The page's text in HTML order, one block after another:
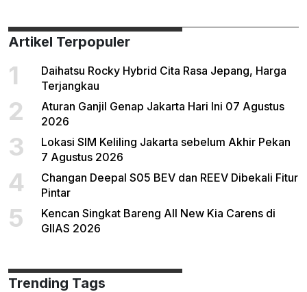
Artikel Terpopuler
1
Daihatsu Rocky Hybrid Cita Rasa Jepang, Harga
Terjangkau
2
Aturan Ganjil Genap Jakarta Hari Ini 07 Agustus
2026
3
Lokasi SIM Keliling Jakarta sebelum Akhir Pekan
7 Agustus 2026
4
Changan Deepal S05 BEV dan REEV Dibekali Fitur
Pintar
5
Kencan Singkat Bareng All New Kia Carens di
GIIAS 2026
Trending Tags